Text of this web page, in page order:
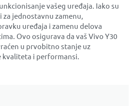
vašeg uređaja. Iako su
jednostavnu zamenu,
uređaja i zamenu delova
Ovo osigurava da vaš Vivo Y30
u prvobitno stanje uz
i performansi.